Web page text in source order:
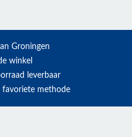
Groningen
winkel
leverbaar
methode